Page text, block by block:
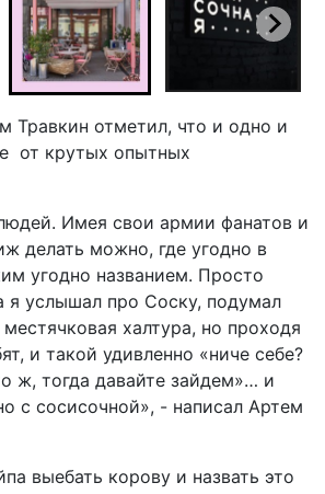
Травкин отметил, что и одно и
от крутых опытных
Имея свои армии фанатов и
делать можно, где угодно в
угодно названием. Просто
я услышал про Соску, подумал
халтура, но проходя
и такой удивленно «ниче себе?
ж, тогда давайте зайдем»… и
с сосисочной», - написал Артем
выебать корову и назвать это